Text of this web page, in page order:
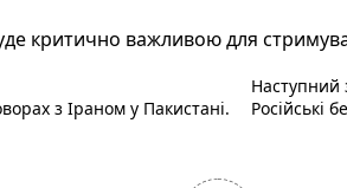
критично важливою для
з Іраном у Пакистані.
Наступний
Російські